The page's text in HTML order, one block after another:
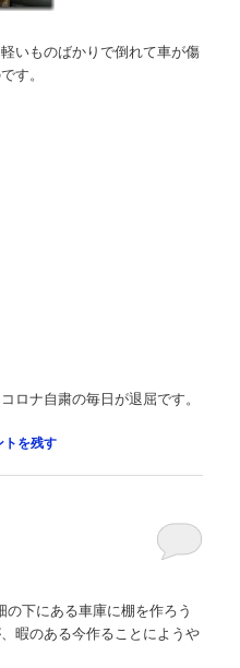
いものばかりで倒れて車が傷
す。
ロナ自粛の毎日が退屈です。
トを残す
下にある車庫に棚を作ろう
暇のある今作ることにようや